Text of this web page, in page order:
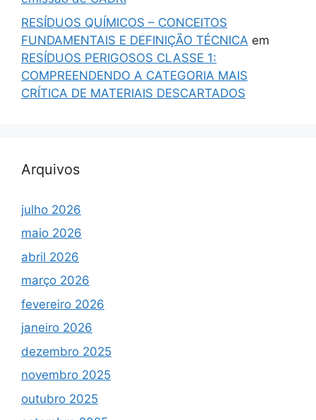
RESÍDUOS QUÍMICOS – CONCEITOS
FUNDAMENTAIS E DEFINIÇÃO TÉCNICA em
RESÍDUOS PERIGOSOS CLASSE 1:
COMPREENDENDO A CATEGORIA MAIS
CRÍTICA DE MATERIAIS DESCARTADOS
Arquivos
julho 2026
maio 2026
abril 2026
março 2026
fevereiro 2026
janeiro 2026
dezembro 2025
novembro 2025
outubro 2025